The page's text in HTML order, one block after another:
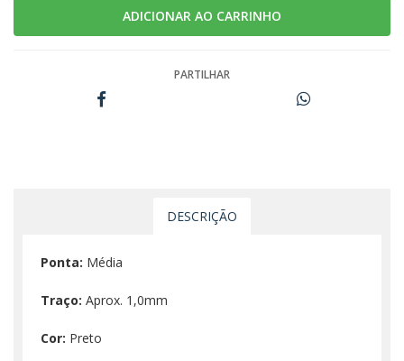
PARTILHAR
DESCRIÇÃO
Ponta: Média
Traço: Aprox. 1,0mm
Cor: Preto